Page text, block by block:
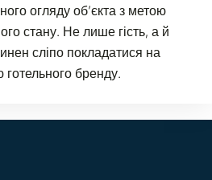
огляду об’єкта з метою
стану. Не лише гість, а й
сліпо покладатися на
готельного бренду.